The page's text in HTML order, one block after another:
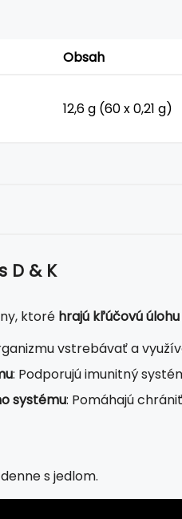
Obsah
12,6 g (60 x 0,21 g)
D & K
ktoré hrajú kľúčovú úlohu
vstrebávať a
: Podporujú imunitný
systému: Pomáhajú
s jedlom.